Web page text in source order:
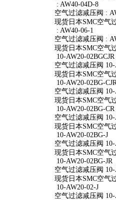
: AW40-04D-8
空气过滤减压阀 :
现货日本SMC空气
: AW40-06-1
空气过滤减压阀 :
现货日本SMC空气
10-AW20-02BGCJR
空气过滤减压阀 10-
现货日本SMC空气
10-AW20-02BG-
空气过滤减压阀 10-
现货日本SMC空气
10-AW20-02BG-CR
空气过滤减压阀 10-
现货日本SMC空气
10-AW20-02BG-J
空气过滤减压阀 10-
现货日本SMC空气
10-AW20-02BG-JR
空气过滤减压阀 10-
现货日本SMC空气
10-AW20-02-J
空气过滤减压阀 10-